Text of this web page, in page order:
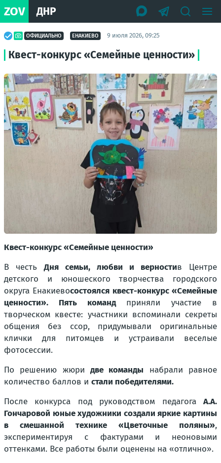
ZOV ДНР
ОФИЦИАЛЬНО ЕНАКИЕВО 9 июля 2026, 09:25
Квест-конкурс «Семейные ценности»
Квест-конкурс «Семейные ценности»
В честьДня семьи, любви и верностив Центре
детского и юношеского творчества городского
округа Енакиевосостоялся квест-конкурс «Семейные
ценности». Пять командприняли участие в
творческом квесте: участники вспоминали секреты
общения без ссор, придумывали оригинальные
клички для питомцев и устраивали веселые
фотосессии.
По решению жюри две команды набрали равное
количество баллов и стали победителями.
После конкурса под руководством педагогаА.А.
Гончаровой юные художники создали яркие картины
в смешанной технике «Цветочные поляны»,
экспериментируя с фактурами и неоновыми
оттенками. Все работы были оценены на «отлично».